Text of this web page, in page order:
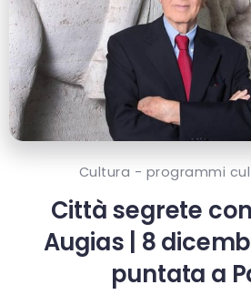
Cultura - programmi
Città segrete
Augias | 8
puntata a